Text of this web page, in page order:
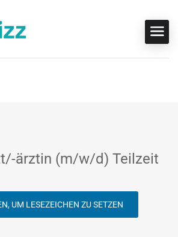
ärztin (m/w/d) Teilzeit
UM LESEZEICHEN ZU SETZEN